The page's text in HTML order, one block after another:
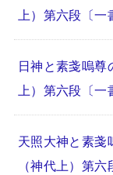
上）第六段〔一
日神と素戔嗚
上）第六段〔一
天照大神と素戔
（神代上）第